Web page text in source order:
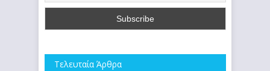
Τελευταία Άρθρα